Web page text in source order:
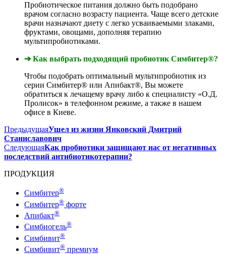
Пробиотическое питания должно быть подобрано
врачом согласно возрасту пациента. Чаще всего детские
врачи назначают диету с легко усваиваемыми злаками,
фруктами, овощами, дополняя терапию
мультипробиотиками.
➔ Как выбрать подходящий пробиотик Симбитер®?
Чтобы подобрать оптимальный мультипробиотик из
серии Симбитер® или Апибакт®, Вы можете
обратиться к лечащему врачу либо к специалисту «О.Д.
Пролисок» в телефонном режиме, а также в нашем
офисе в Киеве.
ПредыдущаяУшел из жизни Янковский Дмитрий
Станиславович
СледующаяКак пробиотики защищают нас от негативных
последствий антибиотикотерапии?
ПРОДУКЦИЯ
Симбитер®
Симбитер® форте
Апибакт®
Симбиогель®
Симбивит®
Симбивит® премиум